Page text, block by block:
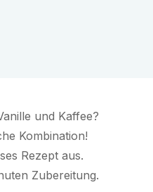
und Kaffee?
Kombination!
Rezept aus.
Zubereitung.